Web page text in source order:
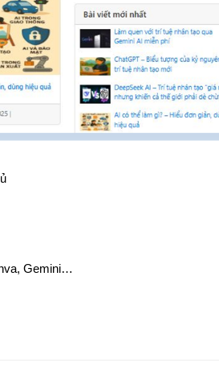
Gemini…